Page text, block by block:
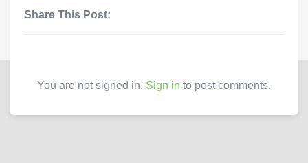
Share This Post:
You are not signed in. Sign in to post comments.